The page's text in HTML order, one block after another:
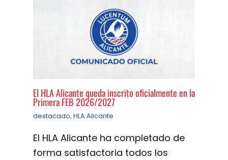
El HLA Alicante queda inscrito oficialmente en la
Primera FEB 2026/2027
destacado, HLA Alicante
El HLA Alicante ha completado de
forma satisfactoria todos los